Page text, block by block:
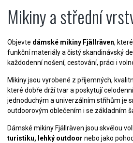
Mikiny a střední
Objevte dámské mikiny Fjällräven,
funkční materiály a čistý skandinávský
každodenní nošení, cestování, práci i
Mikiny jsou vyrobené z příjemných,
které dobře drží tvar a poskytují
jednoduchým a univerzálním střihům je
outdoorovým oblečením i se základním
Dámské mikiny Fjällräven jsou skvělou
turistiku, lehký outdoor nebo jako